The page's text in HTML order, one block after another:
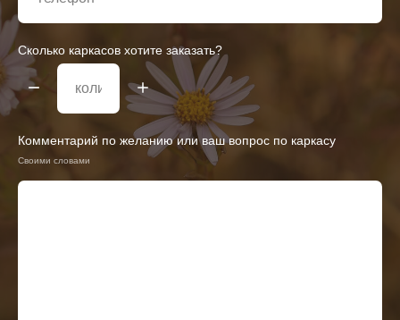
Сколько каркасов хотите заказать?
Комментарий по желанию или ваш вопрос по каркасу
Своими словами